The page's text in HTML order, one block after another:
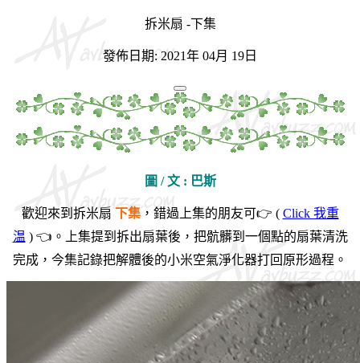
拆米扇 -下集
發佈日期: 2021年 04月 19日
圖 / 文 : 巴斯
歡迎來到拆米扇 下集，錯過上集的朋友可👉 ( Click 我重
温 ) 👈。上集提到拆出扇葉後，把骯髒到一個點的扇葉清洗
完成，今集記錄把解體後的小米空氣淨化器打回原形過程。